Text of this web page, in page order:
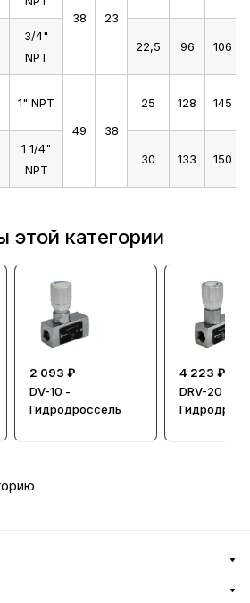
38
23
3/4"
NPT
22,5 96 106
1" NPT
49
38
25 128 145
1 1/4"
NPT
30 133 150
этой категории
2 093 ₽
DV-10 -
Гидродроссель
4 223 ₽
DRV-20 -